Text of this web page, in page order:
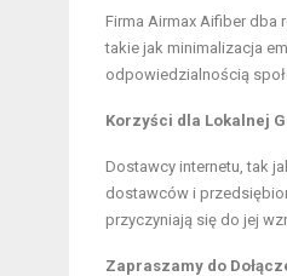
Firma Airmax Aifiber dba
takie jak minimalizacja
odpowiedzialnością
Korzyści dla Lokalnej
Dostawcy internetu, tak
dostawców i
przyczyniają się do jej
Zapraszamy do